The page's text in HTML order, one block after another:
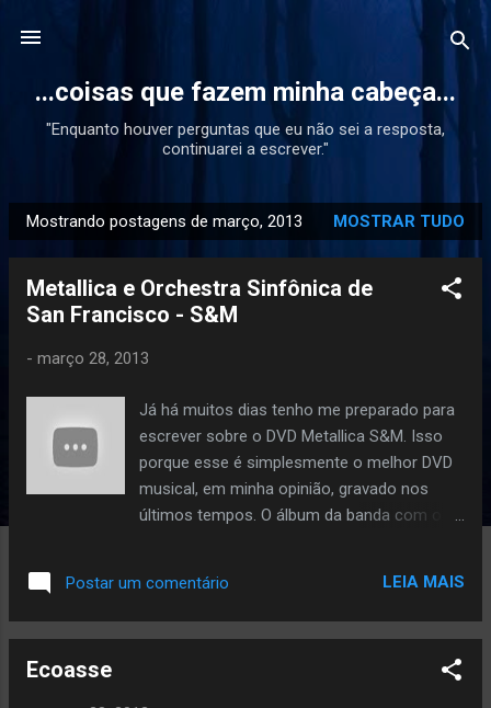
...coisas que fazem minha cabeça...
"Enquanto houver perguntas que eu não sei a resposta,
continuarei a escrever."
P
o
Mostrando postagens de março, 2013 MOSTRAR TUDO
Metallica e Orchestra Sinfônica de
San Francisco - S&M
- março 28, 2013
Já há muitos dias tenho me preparado para
escrever sobre o DVD Metallica S&M. Isso
porque esse é simplesmente o melhor DVD
musical, em minha opinião, gravado nos
últimos tempos. O álbum da banda com o
Berkley's Community Theatre, juntamente
com a Orquestra Sinfônica de São
Postar um comentário LEIA MAIS
Ecoasse